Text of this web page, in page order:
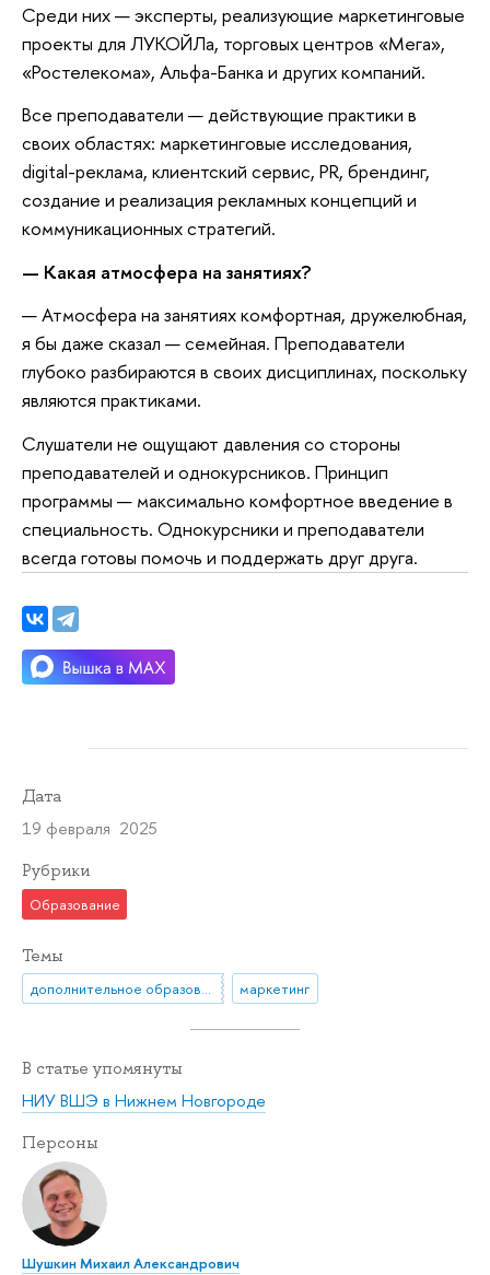
Среди них — эксперты, реализующие маркетинговые
проекты для ЛУКОЙЛа, торговых центров «Мега»,
«Ростелекома», Альфа-Банка и других компаний.
Все преподаватели — действующие практики в
своих областях: маркетинговые исследования,
digital-реклама, клиентский сервис, PR, брендинг,
создание и реализация рекламных концепций и
коммуникационных стратегий.
— Какая атмосфера на занятиях?
— Атмосфера на занятиях комфортная, дружелюбная,
я бы даже сказал — семейная. Преподаватели
глубоко разбираются в своих дисциплинах, поскольку
являются практиками.
Слушатели не ощущают давления со стороны
преподавателей и однокурсников. Принцип
программы — максимально комфортное введение в
специальность. Однокурсники и преподаватели
всегда готовы помочь и поддержать друг друга.
Дата
19 февраля 2025
Рубрики
Образование
Темы
дополнительное образование маркетинг
В статье упомянуты
НИУ ВШЭ в Нижнем Новгороде
Персоны
Шушкин Михаил Александрович